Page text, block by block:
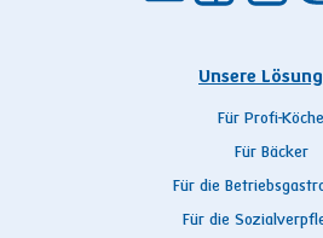
Unsere
Für Profi-Köche
Für Bäcker
Für die
Für die